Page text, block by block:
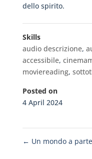
dello spirito.
Skills
audio descrizione,
accessibile,
moviereading,
Posted on
4 April 2024
← Un mondo a parte